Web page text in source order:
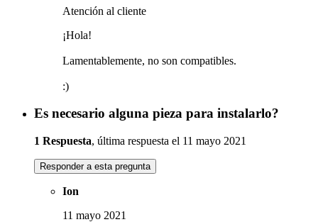
Atención al cliente
¡Hola!
Lamentablemente, no son compatibles.
:)
Es necesario alguna pieza para instalarlo?
1 Respuesta, última respuesta el 11 mayo 2021
Responder a esta pregunta
Ion
11 mayo 2021